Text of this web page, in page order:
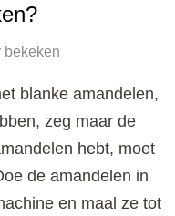
bekeken
blanke amandelen,
zeg maar de
hebt, moet
de amandelen in
en maal ze tot